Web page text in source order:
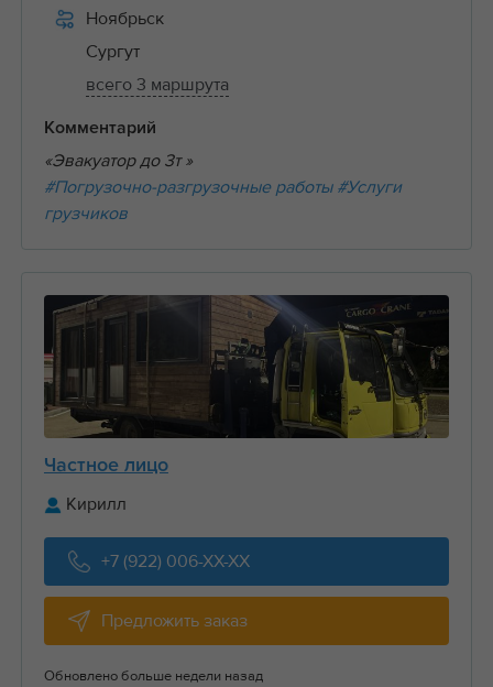
Ноябрьск
Сургут
всего 3 маршрута
Комментарий
«Эвакуатор до 3т »
#Погрузочно-разгрузочные работы #Услуги
грузчиков
Частное лицо
Кирилл
+7 (922) 006-XX-XX
Предложить заказ
Обновлено больше недели назад